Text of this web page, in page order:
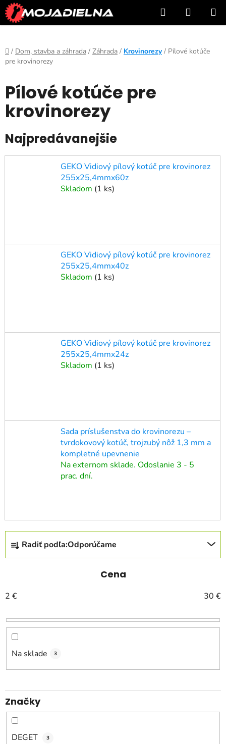
Prejsť
na
obsah
Hľadať
KOŠÍK
Domov
/ Dom, stavba a záhrada / Záhrada / Krovinorezy / Pílové kotúče
pre krovinorezy
Pílové kotúče pre
krovinorezy
Najpredávanejšie
GEKO Vidiový pílový kotúč pre krovinorez
255x25,4mmx60z
Skladom (1 ks)
GEKO Vidiový pílový kotúč pre krovinorez
255x25,4mmx40z
Skladom (1 ks)
GEKO Vidiový pílový kotúč pre krovinorez
255x25,4mmx24z
Skladom (1 ks)
Sada príslušenstva do krovinorezu –
tvrdokovový kotúč, trojzubý nôž 1,3 mm a
kompletné upevnenie
Na externom sklade. Odoslanie 3 - 5
prac. dní.
R
a
d
n
i
e
p
o
d
k
t
o
Radiť podľa:Odporúčame
Cena
2 € 30 €
Na sklade 3
Značky
DEGET 3